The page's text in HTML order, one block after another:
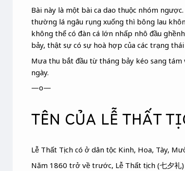
Bài này là một bài ca dao thuộc nhóm
thường lá ngâu rụng xuống thì bông lau
không thể có đàn cá lớn nhấp nhô đầu
bảy, thật sự có sự hoà hợp của các trạng
Mưa thu bắt đầu từ tháng bảy kéo sang
ngày.
—o—
TÊN CỦA LỄ THẤT
Lễ Thất Tịch có ở dân tộc Kinh, Hoa, Tày,
Năm 1860 trở về trước, Lễ Thất tịch (七夕礼